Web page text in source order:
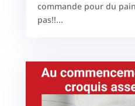
commande pour du
pas!!...